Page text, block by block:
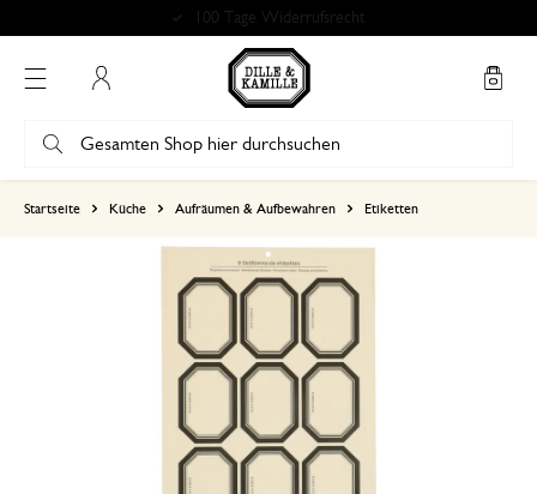
100 Tage Widerrufsrecht
Startseite Küche Aufräumen & Aufbewahren Etiketten